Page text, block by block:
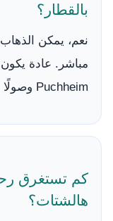
بالقطار؟
نعم، يمكن الذهاب
Puchheim وصولًا إلى Hallstatt.
كم تستغرق
هالشتات؟